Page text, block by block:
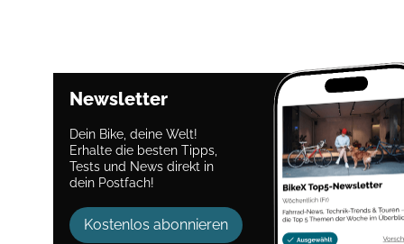
Newsletter
Dein Bike, deine Welt!
Erhalte die besten Tipps,
Tests und News direkt in
dein Postfach!
Kostenlos abonnieren